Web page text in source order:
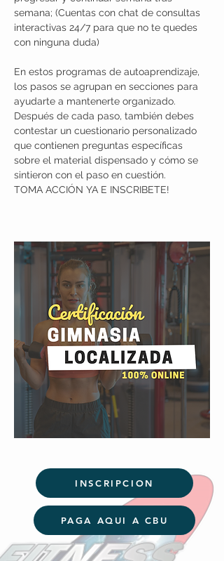
semana; (Cuentas con chat de consultas
interactivas 24/7 para que no te quedes
con ninguna duda)
En estos programas de autoaprendizaje,
los pasos se agrupan en secciones para
ayudarte a mantenerte organizado.
Después de cada paso, también debes
contestar un cuestionario personalizado
que contienen preguntas específicas
sobre el material dispensado y cómo se
sintieron con el paso en cuestión.
TOMA ACCIÓN YA E INSCRIBETE!
INSCRIPCION
PAGA AQUI A CBU